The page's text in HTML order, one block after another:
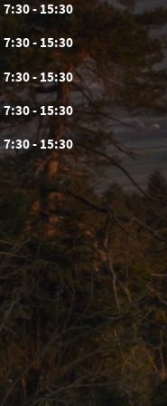
7:30 - 15:30
7:30 - 15:30
7:30 - 15:30
7:30 - 15:30
7:30 - 15:30